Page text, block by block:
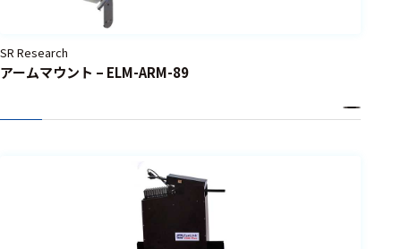
SR Research
アームマウント – ELM-ARM-89